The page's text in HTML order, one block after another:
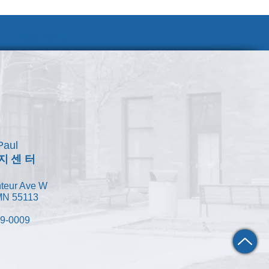
센터
Ave W
55113
0009